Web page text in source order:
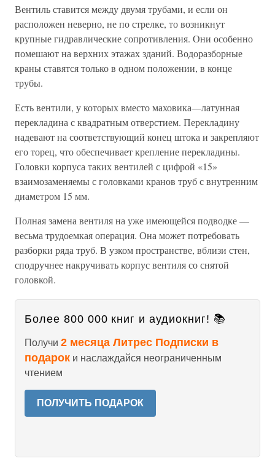
Вентиль ставится между двумя трубами, и если он
расположен неверно, не по стрелке, то возникнут
крупные гидравлические сопротивления. Они особенно
помешают на верхних этажах зданий. Водоразборные
краны ставятся только в одном положении, в конце
трубы.
Есть вентили, у которых вместо маховика—латунная
перекладина с квадратным отверстием. Перекладину
надевают на соответствующий конец штока и закрепляют
его торец, что обеспечивает крепление перекладины.
Головки корпуса таких вентилей с цифрой «15»
взаимозаменяемы с головками кранов труб с внутренним
диаметром 15 мм.
Полная замена вентиля на уже имеющейся подводке —
весьма трудоемкая операция. Она может потребовать
разборки ряда труб. В узком пространстве, вблизи стен,
сподручнее накручивать корпус вентиля со снятой
головкой.
Более 800 000 книг и аудиокниг! 📚
Получи 2 месяца Литрес Подписки в
подарок и наслаждайся неограниченным
чтением
ПОЛУЧИТЬ ПОДАРОК